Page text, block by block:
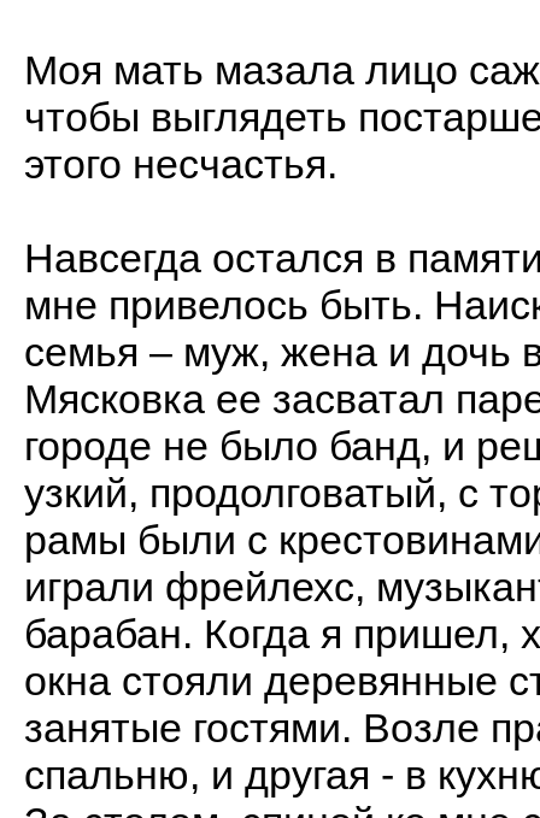
Моя мать мазала лицо
чтобы выглядеть
этого несчастья.
Навсегда остался в
мне привелось быть.
семья – муж, жена и дочь
Мясковка ее засватал
городе не было банд, и
узкий, продолговатый, с
рамы были с
играли фрейлехс,
барабан. Когда я пришел,
окна стояли деревянные
занятые гостями. Возле
спальню, и другая - в